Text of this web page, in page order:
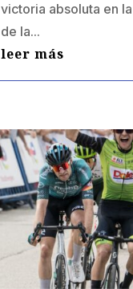
victoria absoluta en
de la...
leer más